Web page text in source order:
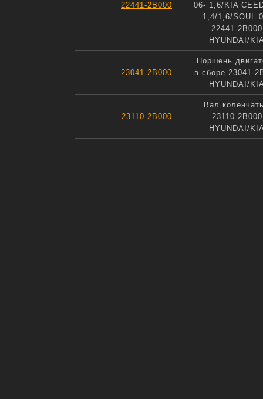
22441-2B000
06- 1,6/KIA
1,4/1,6/SOUL
22441-2B000
HYUNDAI/
23041-2B000
Поршень
в сборе 23041-
HYUNDAI/
23110-2B000
Вал
23110-2B000
HYUNDAI/